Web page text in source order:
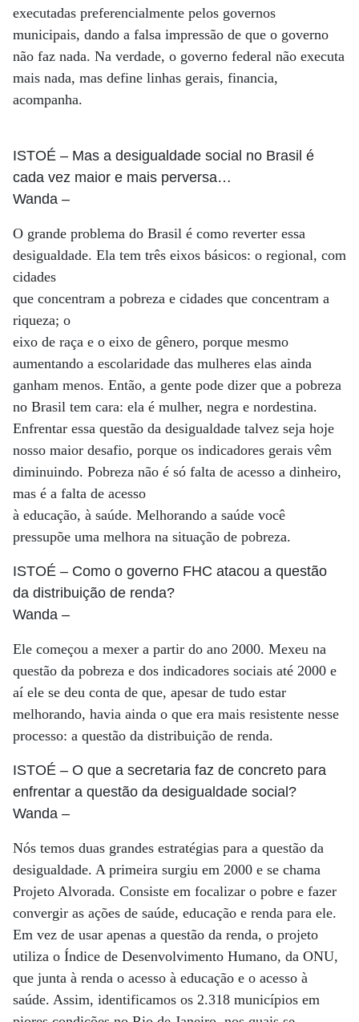
executadas preferencialmente pelos governos
municipais, dando a falsa impressão de que o governo
não faz nada. Na verdade, o governo federal não executa
mais nada, mas define linhas gerais, financia,
acompanha.
ISTOÉ – Mas a desigualdade social no Brasil é
cada vez maior e mais perversa…
Wanda –
O grande problema do Brasil é como reverter essa
desigualdade. Ela tem três eixos básicos: o regional, com
cidades
que concentram a pobreza e cidades que concentram a
riqueza; o
eixo de raça e o eixo de gênero, porque mesmo
aumentando a escolaridade das mulheres elas ainda
ganham menos. Então, a gente pode dizer que a pobreza
no Brasil tem cara: ela é mulher, negra e nordestina.
Enfrentar essa questão da desigualdade talvez seja hoje
nosso maior desafio, porque os indicadores gerais vêm
diminuindo. Pobreza não é só falta de acesso a dinheiro,
mas é a falta de acesso
à educação, à saúde. Melhorando a saúde você
pressupõe uma melhora na situação de pobreza.
ISTOÉ – Como o governo FHC atacou a questão
da distribuição de renda?
Wanda –
Ele começou a mexer a partir do ano 2000. Mexeu na
questão da pobreza e dos indicadores sociais até 2000 e
aí ele se deu conta de que, apesar de tudo estar
melhorando, havia ainda o que era mais resistente nesse
processo: a questão da distribuição de renda.
ISTOÉ – O que a secretaria faz de concreto para
enfrentar a questão da desigualdade social?
Wanda –
Nós temos duas grandes estratégias para a questão da
desigualdade. A primeira surgiu em 2000 e se chama
Projeto Alvorada. Consiste em focalizar o pobre e fazer
convergir as ações de saúde, educação e renda para ele.
Em vez de usar apenas a questão da renda, o projeto
utiliza o Índice de Desenvolvimento Humano, da ONU,
que junta à renda o acesso à educação e o acesso à
saúde. Assim, identificamos os 2.318 municípios em